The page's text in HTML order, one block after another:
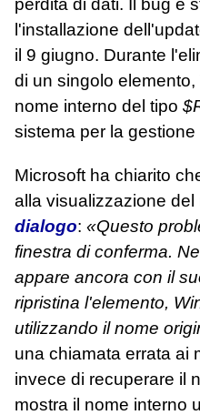
perdita di dati. Il bug è
l'installazione
il 9 giugno. Durante
di un singolo
nome interno del tipo
sistema per la
Microsoft ha chiarito
alla visualizzazione
dialogo: «Questo
finestra di conferma.
appare ancora con il
ripristina l'elemento,
utilizzando il nome
una chiamata errata ai
invece di recuperare il
mostra il nome interno